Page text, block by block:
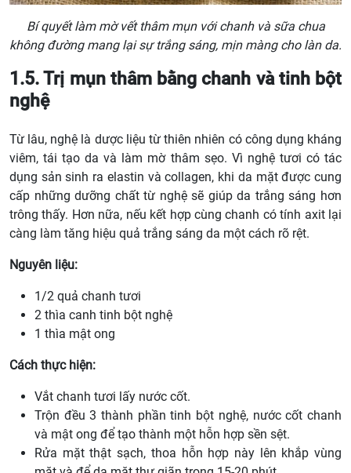
Bí quyết làm mờ vết thâm mụn với chanh và sữa chua
không đường mang lại sự trắng sáng, mịn màng cho làn da.
1.5. Trị mụn thâm bằng chanh và tinh bột
nghệ
Từ lâu, nghệ là dược liệu từ thiên nhiên có công dụng kháng
viêm, tái tạo da và làm mờ thâm sẹo. Vì nghệ tươi có tác
dụng sản sinh ra elastin và collagen, khi da mặt được cung
cấp những dưỡng chất từ nghệ sẽ giúp da trắng sáng hơn
trông thấy. Hơn nữa, nếu kết hợp cùng chanh có tính axit lại
càng làm tăng hiệu quả trắng sáng da một cách rõ rệt.
Nguyên liệu:
1/2 quả chanh tươi
2 thìa canh tinh bột nghệ
1 thìa mật ong
Cách thực hiện:
Vắt chanh tươi lấy nước cốt.
Trộn đều 3 thành phần tinh bột nghệ, nước cốt chanh
và mật ong để tạo thành một hỗn hợp sền sệt.
Rửa mặt thật sạch, thoa hỗn hợp này lên khắp vùng